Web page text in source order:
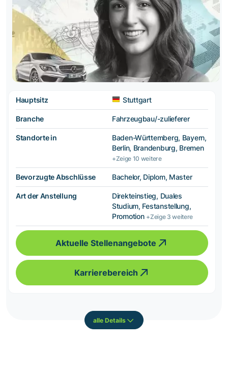
Hauptsitz Stuttgart
Branche Fahrzeugbau/-zulieferer
Standorte in
Baden-Württemberg, Bayern,
Berlin, Brandenburg, Bremen
+Zeige 10 weitere
Bevorzugte Abschlüsse Bachelor, Diplom, Master
Art der Anstellung
Direkteinstieg, Duales
Studium, Festanstellung,
Promotion +Zeige 3 weitere
Aktuelle Stellenangebote
Karrierebereich
alle Details